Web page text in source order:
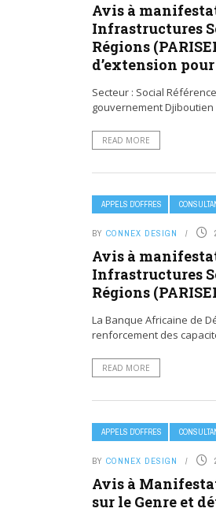
Avis à
Infrastructures
Régions
d’extension
Secteur : Social
gouvernement
READ MORE
APPELS D’OFFRES
BY CONNEX DESIGN
Avis à
Infrastructures
Régions
La Banque Africaine de
renforcement des
READ MORE
APPELS D’OFFRES
BY CONNEX DESIGN
Avis à
sur le Genre et